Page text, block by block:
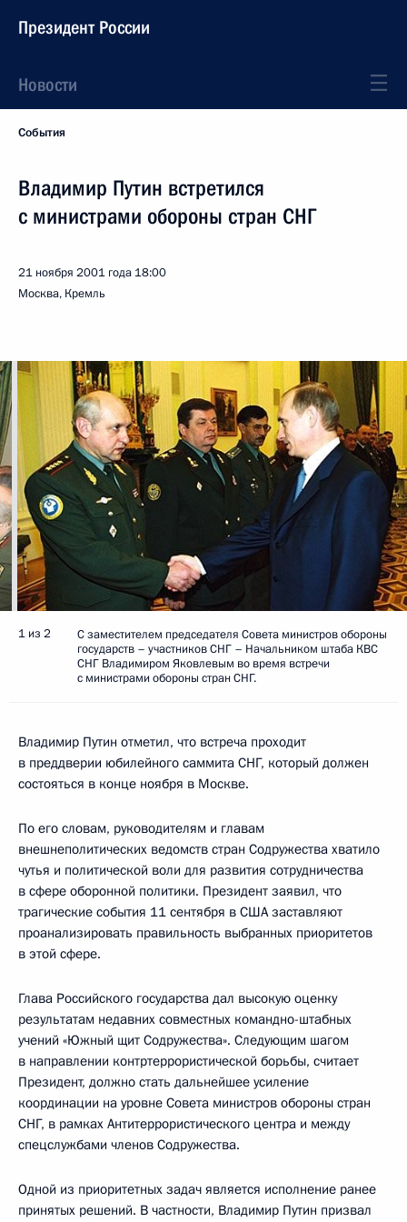
Президент России
Новости
События
Владимир Путин встретился
с министрами обороны стран СНГ
21 ноября 2001 года 18:00
Москва, Кремль
1 из 2
С заместителем председателя Совета министров обороны
государств – участников СНГ – Начальником штаба КВС
СНГ Владимиром Яковлевым во время встречи
с министрами обороны стран СНГ.
Владимир Путин отметил, что встреча проходит
в преддверии юбилейного саммита СНГ, который должен
состояться в конце ноября в Москве.
По его словам, руководителям и главам
внешнеполитических ведомств стран Содружества хватило
чутья и политической воли для развития сотрудничества
в сфере оборонной политики. Президент заявил, что
трагические события 11 сентября в США заставляют
проанализировать правильность выбранных приоритетов
в этой сфере.
Глава Российского государства дал высокую оценку
результатам недавних совместных командно-штабных
учений «Южный щит Содружества». Следующим шагом
в направлении контртеррористической борьбы, считает
Президент, должно стать дальнейшее усиление
координации на уровне Совета министров обороны стран
СНГ, в рамках Антитеррористического центра и между
спецслужбами членов Содружества.
Одной из приоритетных задач является исполнение ранее
принятых решений. В частности, Владимир Путин призвал